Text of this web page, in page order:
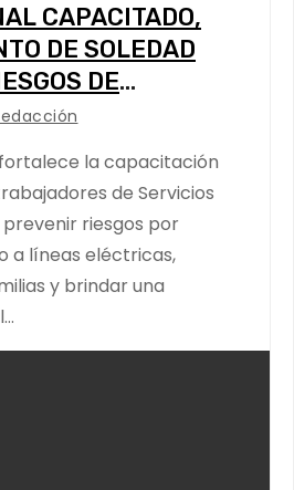
CAPACITADO,
DE SOLEDAD
DE
la capacitación
de Servicios
riesgos por
a líneas eléctricas,
y brindar una